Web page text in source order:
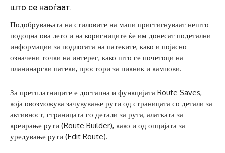
што се наоѓаат.
Подобрувањата на стиловите на мапи пристигнуваат нешто
подоцна ова лето и на корисниците ќе им донесат подетални
информации за подлогата на патеките, како и појасно
означени точки на интерес, како што се почетоци на
планинарски патеки, простори за пикник и кампови.
За претплатниците е достапна и функцијата Route Saves,
која овозможува зачувување рути од страницата со детали за
активност, страницата со детали за рута, алатката за
креирање рути (Route Builder), како и од опцијата за
уредување рути (Edit Route).